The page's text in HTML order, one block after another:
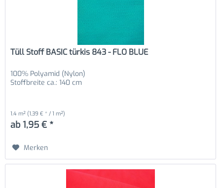
Tüll Stoff BASIC türkis 843 - FLO BLUE
100% Polyamid (Nylon)
Stoffbreite ca.: 140 cm
1.4 m² (1,39 € * / 1 m²)
ab 1,95 € *
Merken